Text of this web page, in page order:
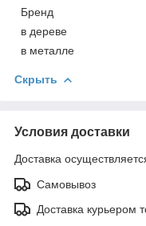
Бренд
в дереве
в металле
Скрыть
Условия доставки
Доставка
Самовывоз
Доставка курьером